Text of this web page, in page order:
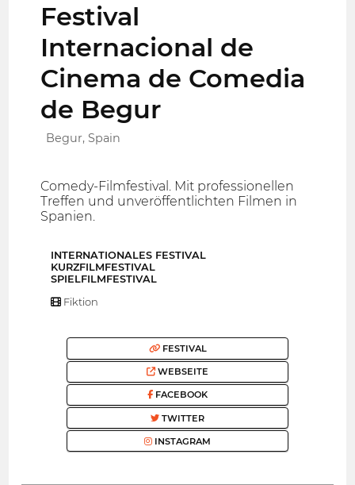
Festival
Internacional de
Cinema de Comedia
de Begur
Begur, Spain
Comedy-Filmfestival. Mit professionellen
Treffen und unveröffentlichten Filmen in
Spanien.
INTERNATIONALES FESTIVAL
KURZFILMFESTIVAL
SPIELFILMFESTIVAL
Fiktion
FESTIVAL
WEBSEITE
FACEBOOK
TWITTER
INSTAGRAM